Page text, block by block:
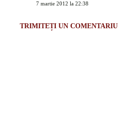
7 martie 2012 la 22:38
TRIMITEȚI UN COMENTARIU